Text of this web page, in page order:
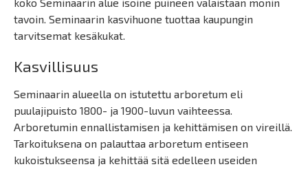
tavoin. Seminaarin kasvihuone tuottaa kaupungin
tarvitsemat kesäkukat.
Kasvillisuus
Seminaarin alueella on istutettu arboretum eli
puulajipuisto 1800- ja 1900-luvun vaihteessa.
Arboretumin ennallistamisen ja kehittämisen on vireillä.
Tarkoituksena on palauttaa arboretum entiseen
kukoistukseensa ja kehittää sitä edelleen useiden